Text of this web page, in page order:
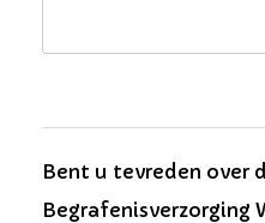
Bent u tevreden over
Begrafenisverzorging